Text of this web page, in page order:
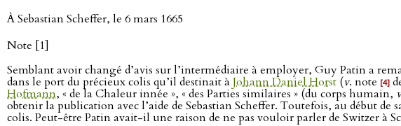
À Sebastian Scheffer, le 6 mars 1665
Note [1]
Semblant avoir changé d’avis sur l’intermédiaire à employer, Guy Patin a
dans le port du précieux colis qu’il destinait à Johann Daniel Horst (v. note [4]
Hofmann, « de la Chaleur innée », « des Parties similaires » (du corps humain, v
obtenir la publication avec l’aide de Sebastian Scheffer. Toutefois, au début de
colis. Peut-être Patin avait-il une raison de ne pas vouloir parler de Switzer à